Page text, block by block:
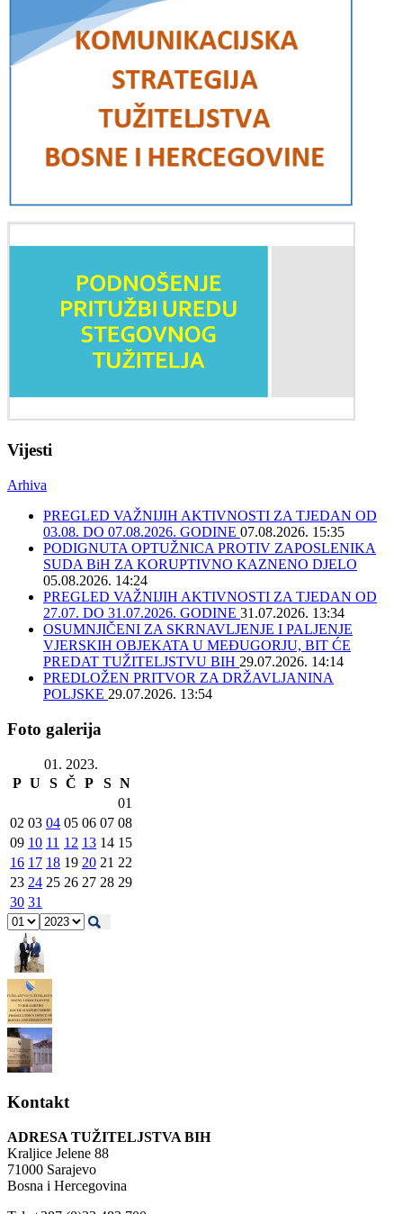
Vijesti
Arhiva
PREGLED VAŽNIJIH AKTIVNOSTI ZA TJEDAN OD
03.08. DO 07.08.2026. GODINE 07.08.2026. 15:35
PODIGNUTA OPTUŽNICA PROTIV ZAPOSLENIKA
SUDA BiH ZA KORUPTIVNO KAZNENO DJELO
05.08.2026. 14:24
PREGLED VAŽNIJIH AKTIVNOSTI ZA TJEDAN OD
27.07. DO 31.07.2026. GODINE 31.07.2026. 13:34
OSUMNJIČENI ZA SKRNAVLJENJE I PALJENJE
VJERSKIH OBJEKATA U MEĐUGORJU, BIT ĆE
PREDAT TUŽITELJSTVU BIH 29.07.2026. 14:14
PREDLOŽEN PRITVOR ZA DRŽAVLJANINA
POLJSKE 29.07.2026. 13:54
Foto galerija
01. 2023.
P U S Č P S N
01
02 03 04 05 06 07 08
09 10 11 12 13 14 15
16 17 18 19 20 21 22
23 24 25 26 27 28 29
30 31
Kontakt
ADRESA TUŽITELJSTVA BIH
Kraljice Jelene 88
71000 Sarajevo
Bosna i Hercegovina